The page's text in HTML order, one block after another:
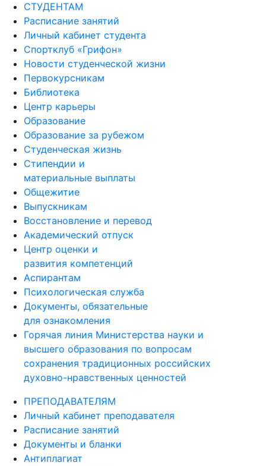
СТУДЕНТАМ
Расписание занятий
Личный кабинет студента
Спортклуб «Грифон»
Новости студенческой жизни
Первокурсникам
Библиотека
Центр карьеры
Образование
Образование за рубежом
Студенческая жизнь
Стипендии и
материальные выплаты
Общежитие
Выпускникам
Восстановление и перевод
Академический отпуск
Центр оценки и
развития компетенций
Аспирантам
Психологическая служба
Документы, обязательные
для ознакомления
Горячая линия Министерства науки и
высшего образования по вопросам
сохранения традиционных российских
духовно-нравственных ценностей
ПРЕПОДАВАТЕЛЯМ
Личный кабинет преподавателя
Расписание занятий
Документы и бланки
Антиплагиат